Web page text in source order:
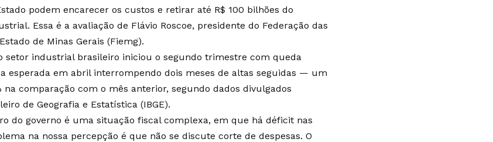
podem encarecer os custos e retirar até R$ 100 bilhões do
Essa é a avaliação de Flávio Roscoe, presidente do Federação das
de Minas Gerais (Fiemg).
setor industrial brasileiro iniciou o segundo trimestre com queda
esperada em abril interrompendo dois meses de altas seguidas — um
na comparação com o mês anterior, segundo dados divulgados
de Geografia e Estatística (IBGE).
do governo é uma situação fiscal complexa, em que há déficit nas
na nossa percepção é que não se discute corte de despesas. O